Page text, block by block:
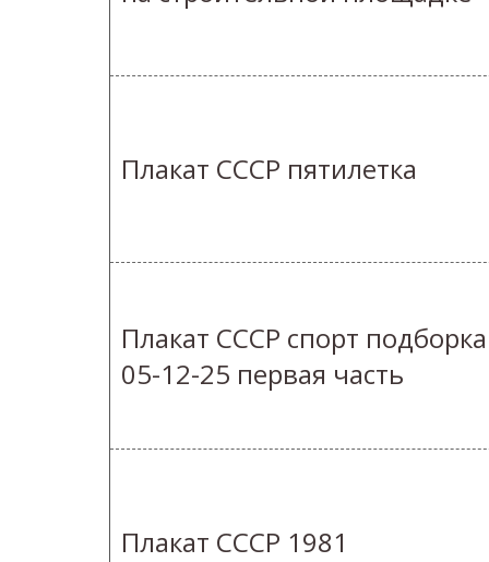
Плакат СССР пятилетка
Плакат СССР спорт подборка
05-12-25 первая часть
Плакат СССР 1981